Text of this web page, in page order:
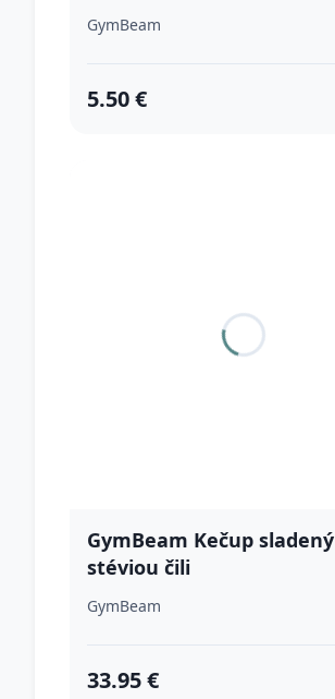
GymBeam
5.50 €
GymBeam Kečup sladený
stéviou čili
GymBeam
33.95 €